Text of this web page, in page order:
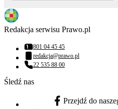
Redakcja serwisu Prawo.pl
Numer telefonu:
801 04 45 45
Adres email:
redakcja@prawo.pl
Numer telefonu:
22 535 88 00
Śledź nas
facebook - otwiera się w
Przejdź do